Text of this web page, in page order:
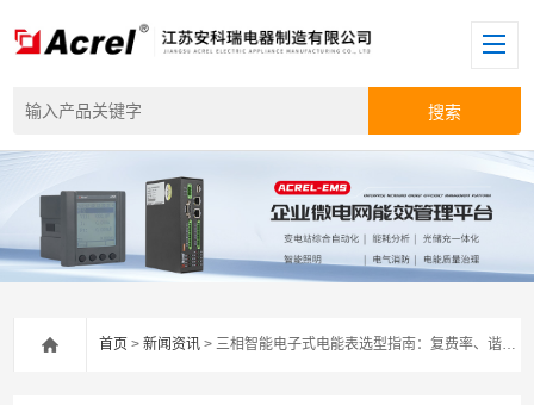
首页 >新闻资讯 > 三相智能电子式电能表选型指南：复费率、谐波计量与RS485通信全覆盖